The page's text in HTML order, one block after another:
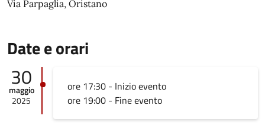
Via Parpaglia, Oristano
Date e orari
30
maggio
2025
ore 17:30 - Inizio evento
ore 19:00 - Fine evento